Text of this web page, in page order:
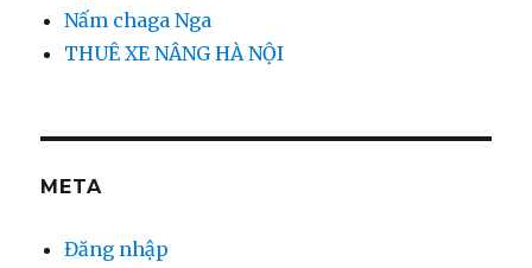
Nấm chaga Nga
THUÊ XE NÂNG HÀ NỘI
META
Đăng nhập